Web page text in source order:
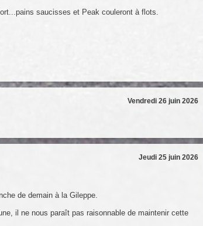
saucisses et Peak couleront à flots.
Vendredi 26 juin 2026
Jeudi 25 juin 2026
de demain à la Gileppe.
il ne nous paraît pas raisonnable de maintenir cette